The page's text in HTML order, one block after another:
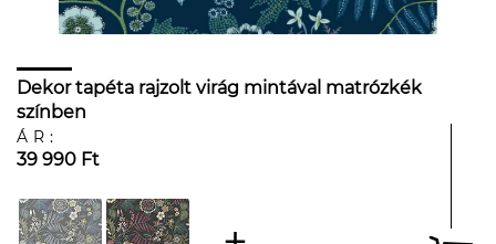
Dekor tapéta rajzolt virág mintával matrózkék
színben
ÁR:
39 990 Ft